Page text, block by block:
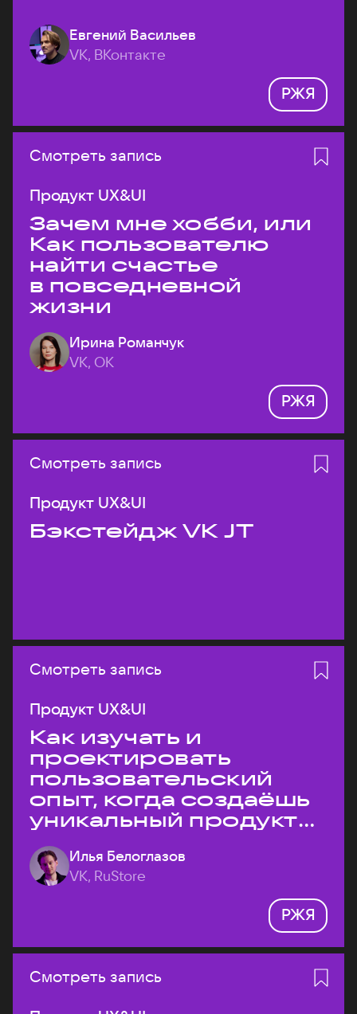
Евгений Васильев
VK, ВКонтакте
РЖЯ
Смотреть запись
Продукт UX&UI
Зачем мне хобби, или
Как пользователю
найти счастье
в повседневной
жизни
Ирина Романчук
VK, ОК
РЖЯ
Смотреть запись
Продукт UX&UI
Бэкстейдж VK JT
Смотреть запись
Продукт UX&UI
Как изучать и
проектировать
пользовательский
опыт, когда создаёшь
уникальный продукт
на рынке?
Илья Белоглазов
VK, RuStore
РЖЯ
Смотреть запись